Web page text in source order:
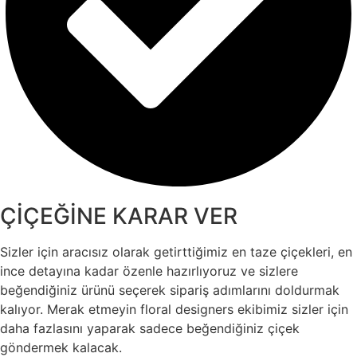
ÇİÇEĞİNE KARAR VER
Sizler için aracısız olarak getirttiğimiz en taze çiçekleri, en
ince detayına kadar özenle hazırlıyoruz ve sizlere
beğendiğiniz ürünü seçerek sipariş adımlarını doldurmak
kalıyor. Merak etmeyin floral designers ekibimiz sizler için
daha fazlasını yaparak sadece beğendiğiniz çiçek
göndermek kalacak.